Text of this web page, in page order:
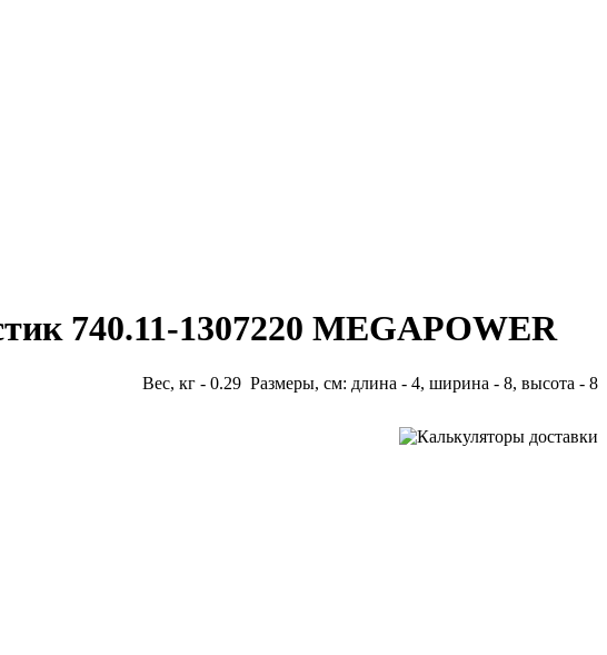
740.11-1307220 MEGAPOWER
Вес, кг - 0.29 Размеры, см: длина - 4, ширина - 8, высота - 8